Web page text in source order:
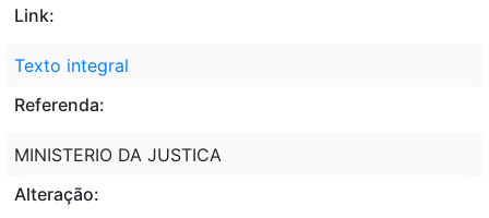
Link:
Texto integral
Referenda:
MINISTERIO DA JUSTICA
Alteração: